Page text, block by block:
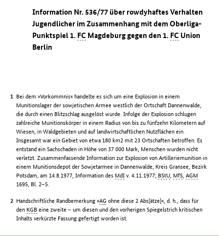
Information Nr. 536/77 über rowdyhaftes Verhalten
Jugendlicher im Zusammenhang mit dem Oberliga-
Punktspiel 1. FC Magdeburg gegen den 1. FC Union
Berlin
Bei dem »Vorkommnis« handelte es sich um eine Explosion in einem
Munitionslager der sowjetischen Armee westlich der Ortschaft Dannenwalde,
die durch einen Blitzschlag ausgelöst wurde. Infolge der Explosion schlugen
zahlreiche Munitionskörper in einem Radius von bis zu fünfzehn Kilometern auf
Wiesen, in Waldgebieten und auf landwirtschaftlichen Nutzflächen ein.
Insgesamt war ein Gebiet von etwa 180 km2 mit 23 Ortschaften betroffen. Es
entstand ein Sachschaden in Höhe von 37 000 Mark, Menschen wurden nicht
verletzt. Zusammenfassende Information zur Explosion von Artilleriemunition in
einem Munitionsdepot der Sowjetarmee in Dannenwalde, Kreis Gransee, Bezirk
Potsdam, am 14.8.1977, Information des MdI v. 4.11.1977; BStU MfS ,AGM
1695, Bl. 2–5.
Handschriftliche Randbemerkung »AG ohne diese 2 Abs[ätze]«, d. h., dass für
den KGB eine zweite – um diesen und den vorherigen Spiegelstrich kritischen
Inhalts verkürzte Fassung gefertigt worden ist.